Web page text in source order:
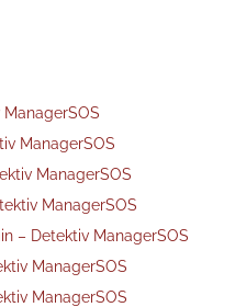
ManagerSOS
ManagerSOS
ManagerSOS
– Detektiv ManagerSOS
ManagerSOS
ManagerSOS